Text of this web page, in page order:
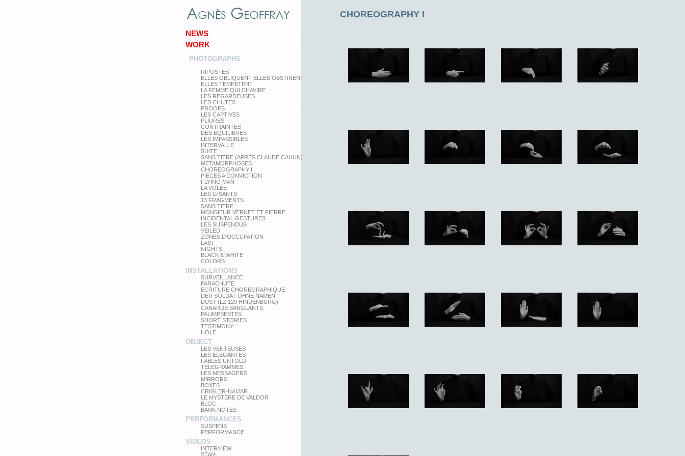
NEWS
WORK
PHOTOGRAPHS
RIPOSTES
ELLES OBLIQUENT ELLES OBSTINENT
ELLES TEMPETENT
LA FEMME QUI CHAVIRE
LES REGARDEUSES
LES CHUTES
PROOFS
LES CAPTIVES
PLIURES
CONTRAINTES
DES EQUILIBRES
LES IMPASSIBLES
INTERVALLE
SUITE
SANS TITRE (APRÈS CLAUDE CAHUN)
METAMORPHOSES
CHOREOGRAPHY I
PIECES A CONVICTION
FLYING MAN
LA VOLÉE
LES GISANTS
13 FRAGMENTS
SANS TITRE
MONSIEUR VERNET ET PIERRE
INCIDENTAL GESTURES
LES SUSPENDUS
VEILED
ZONES D'OCCUPATION
LAST
NIGHTS
BLACK & WHITE
COLORS
INSTALLATIONS
SURVEILLANCE
PARACHUTE
ECRITURE CHOREGRAPHIQUE
DER SOLDAT OHNE NAMEN
DUST (LZ 129 HINDENBURG)
CANARDS SANGLANTS
PALIMPSESTES
SHORT STORIES
TESTIMONY
HOLE
OBJECT
LES VENTEUSES
LES ELEGANTES
FABLES UNTOLD
TELEGRAMMES
LES MESSAGERS
MIRRORS
BOXES
CRIGLER-NAIJAR
LE MYSTÈRE DE VALDOR
BLOC
BANK NOTES
PERFORMANCES
SUSPENS
PERFORMANCE
VIDEOS
INTERVIEW
STAM
CHOREOGRAPHY I